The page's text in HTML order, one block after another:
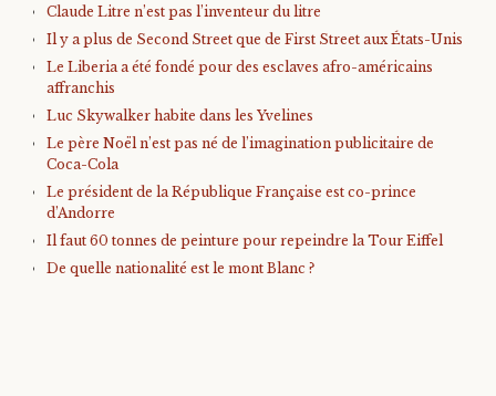
Claude Litre n’est pas l’inventeur du litre
Il y a plus de Second Street que de First Street aux États-Unis
Le Liberia a été fondé pour des esclaves afro-américains
affranchis
Luc Skywalker habite dans les Yvelines
Le père Noël n’est pas né de l’imagination publicitaire de
Coca-Cola
Le président de la République Française est co-prince
d’Andorre
Il faut 60 tonnes de peinture pour repeindre la Tour Eiffel
De quelle nationalité est le mont Blanc ?